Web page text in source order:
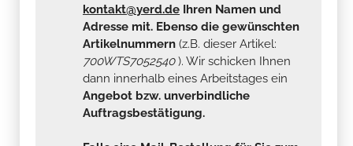
kontakt@yerd.de Ihren Namen und
Adresse mit. Ebenso die gewünschten
Artikelnummern (z.B. dieser Artikel:
700WTS7052540). Wir schicken Ihnen
dann innerhalb eines Arbeitstages ein
Angebot bzw. unverbindliche
Auftragsbestätigung.